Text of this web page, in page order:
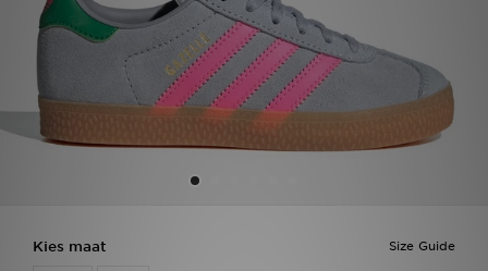
Size Guide
Kies maat
Voetbal
OFFERS